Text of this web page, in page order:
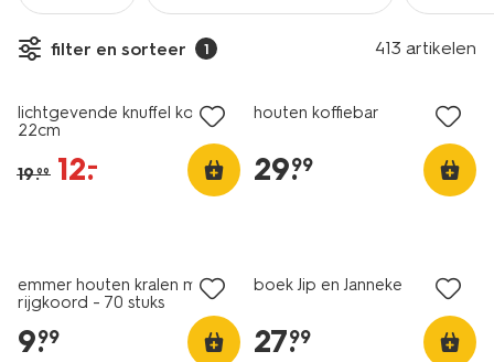
filter en sorteer 1 413 artikelen
korting
lichtgevende knuffel koala
22cm
19.99 12.
–
houten koffiebar
29.
99
emmer houten kralen met
rijgkoord - 70 stuks
9.
99
boek Jip en Janneke
27.
99